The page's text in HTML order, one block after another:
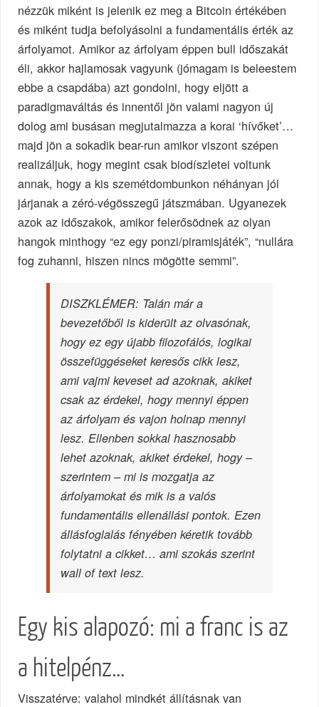
nézzük miként is jelenik ez meg a Bitcoin értékében
és miként tudja befolyásolni a fundamentális érték az
árfolyamot. Amikor az árfolyam éppen bull időszakát
éli, akkor hajlamosak vagyunk (jómagam is beleestem
ebbe a csapdába) azt gondolni, hogy eljött a
paradigmaváltás és innentől jön valami nagyon új
dolog ami busásan megjutalmazza a korai ‘hívőket’…
majd jön a sokadik bear-run amikor viszont szépen
realizáljuk, hogy megint csak biodíszletei voltunk
annak, hogy a kis szemétdombunkon néhányan jól
járjanak a zéró-végösszegű játszmában. Ugyanezek
azok az időszakok, amikor felerősödnek az olyan
hangok minthogy “ez egy ponzi/piramisjáték”, “nullára
fog zuhanni, hiszen nincs mögötte semmi”.
DISZKLÉMER: Talán már a
bevezetőből is kiderült az olvasónak,
hogy ez egy újabb filozofálós, logikai
összefüggéseket keresős cikk lesz,
ami vajmi keveset ad azoknak, akiket
csak az érdekel, hogy mennyi éppen
az árfolyam és vajon holnap mennyi
lesz. Ellenben sokkal hasznosabb
lehet azoknak, akiket érdekel, hogy –
szerintem – mi is mozgatja az
árfolyamokat és mik is a valós
fundamentális ellenállási pontok. Ezen
állásfoglalás fényében kéretik tovább
folytatni a cikket… ami szokás szerint
wall of text lesz.
Egy kis alapozó: mi a franc is az
a hitelpénz…
Visszatérve: valahol mindkét állításnak van